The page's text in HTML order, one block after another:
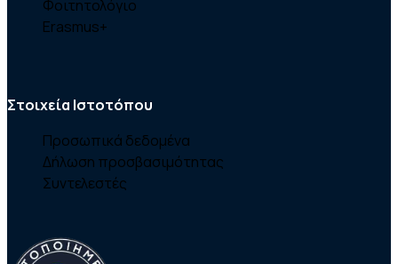
Φοιτητολόγιο
Erasmus+
Στοιχεία Ιστοτόπου
Προσωπικά δεδομένα
Δήλωση προσβασιμότητας
Συντελεστές